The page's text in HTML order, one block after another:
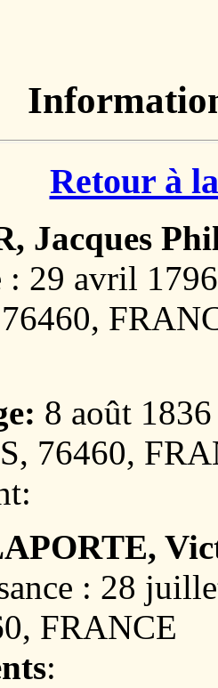
Retour à
Jacques
: 29 avril
8 août
76460,
: 28
FRANCE
: